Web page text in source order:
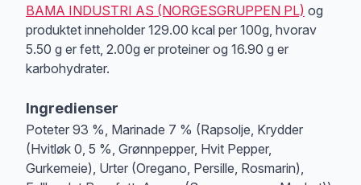
BAMA INDUSTRI AS (NORGESGRUPPEN PL) og
produktet inneholder 129.00 kcal per 100g, hvorav
5.50 g er fett, 2.00g er proteiner og 16.90 g er
karbohydrater.
Ingredienser
Poteter 93 %, Marinade 7 % (Rapsolje, Krydder
(Hvitløk 0, 5 %, Grønnpepper, Hvit Pepper,
Gurkemeie), Urter (Oregano, Persille, Rosmarin),